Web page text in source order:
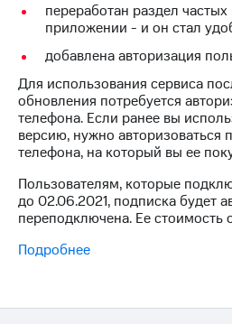
eSIM
SIM-
карта
для
иностранцев
Оформить
чистый
Выбрать
красивый
карту
Деньги
Выберите
и подключите
ТВ
с выгодным
тарифом
Интернет,
ТВ и телефон
переработан раздел
приложении - и он стал
добавлена авторизация
Для использования сервиса
обновления потребуется
телефона. Если ранее вы
версию, нужно авторизоваться
телефона, на который вы ее
Пользователям, которые
до 02.06.2021, подписка будет
переподключена. Ее стоимость
Подробнее